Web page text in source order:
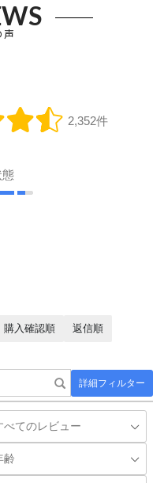
声
2,352件
態
詳細フィルター
購入確認順 返信順